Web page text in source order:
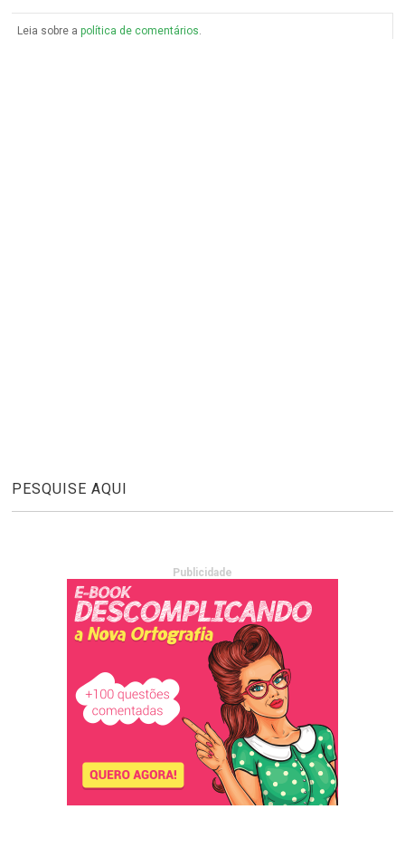
Leia sobre apolítica de comentários.
PESQUISE AQUI
Publicidade